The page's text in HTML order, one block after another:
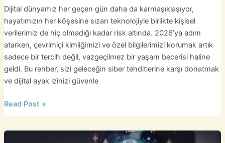
Dijital dünyamız her geçen gün daha da karmaşıklaşıyor,
hayatımızın her köşesine sızan teknolojiyle birlikte kişisel
verilerimiz de hiç olmadığı kadar risk altında. 2026’ya adım
atarken, çevrimiçi kimliğimizi ve özel bilgilerimizi korumak artık
sadece bir tercih değil, vazgeçilmez bir yaşam becerisi haline
geldi. Bu rehber, sizi geleceğin siber tehditlerine karşı donatmak
ve dijital ayak izinizi güvenle
2026
Siber
Read Post »